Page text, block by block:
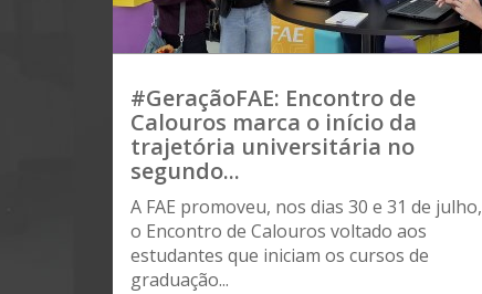
#GeraçãoFAE: Encontro de
Calouros marca o início da
trajetória universitária no
segundo...
A FAE promoveu, nos dias 30 e 31 de julho,
o Encontro de Calouros voltado aos
estudantes que iniciam os cursos de
graduação...